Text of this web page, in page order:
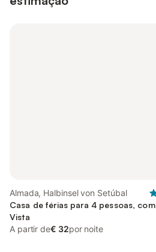
Almada, Halbinsel von Setúbal
Casa de férias para 4 pessoas, com
Vista
A partir de€ 32por noite